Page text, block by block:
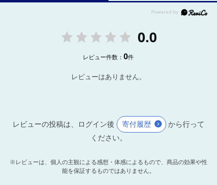
0.0
レビュー件数：0件
レビューはありません。
レビューの投稿は、ログイン後 寄付履歴
から行って
ください。
※レビューは、個人の主観による感想・体感によるもので、商品の効果や性
能を保証するものではありません。